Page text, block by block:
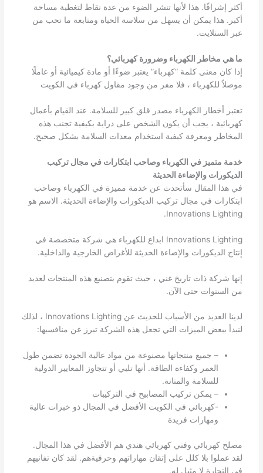
أكثر إشراقًا. هذا لأنها تنشر الضوء من عدة نقاط لتغطية مساحة
أكبر. هذا يمكن أن يسهل من سلاسة الحياة ومتابعة ما تحب من
عبر الستلايت.
ما هي مخاطر الكهرباء وضرورة كهربائي؟
إذا كان معنى كلمة “كهرباء” يعتبر ضوءًا أو مادة كيميائية أو عاملًا
موصلاً للكهرباء ، فلا مفر من وجود مقاول كهرباء في الكويت
تعتبر أخطار الكهرباء مصدر قلق كبير للسلامة. عند القيام بأعمال
كهربائية ، يجب أن يكون الشخص على دراية بكيفية تجنب هذه
المخاطر ومعرفة كيفية استخدام معدات السلامة بشكل صحيح.
خدمة متميز في الكهرباء وصاحب ابتكارات في مجال تركيب
الديكورات والإضاءة الحديثة
في هذا المقال سأتحدث عن خدمة مميزة في الكهرباء وصاحب
ابتكارات في مجال تركيب الديكورات والإضاءة الحديثة. الاسم هو
Innovations Lighting.
Innovations Lighting ابداع للكهرباء هي شركة متخصصة في
إنتاج الديكورات والإضاءة الحديثة للأغراض الخارجية والداخلية.
إنها شركة ذات تاريخ غني ، حيث تقوم بتصنيع هذه المنتجات لعديد
من السنوات حتى الآن.
لدينا العديد من الأسباب للحديث عن Innovations Lighting ، لذلك
لنبدأ ببعض الميزات التي تجعل هذه الشركة تبرز عن منافسيها:
– جميع منتجاتها مصنوعة من مواد عالية الجودة تضمن طول
العمر وكفاءة الطاقة. أنها تلبي أو تتجاوز المعايير الدولية
للسلامة والمتانة.
– يمكن تركيب المصابيح في التركيبات
-كهربائي في الكويت الأفضل في المجال ذو خبرات عالية
ومهارات فريدة
مصلح كهربائي وفني كهربائي هندي هم الأفضل في هذا المجال.
لقد عملوا بلا كلل على إتقان مهاراتهم وحرفيةهم. لقد كان تفانيهم
في التجارة لا مثيل له.